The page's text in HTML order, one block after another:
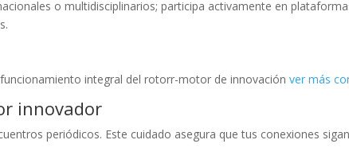
o multidisciplinarios; participa activamente en
integral del rotorr-motor de innovaciónver más
innovador
periódicos. Este cuidado asegura que tus conexiones